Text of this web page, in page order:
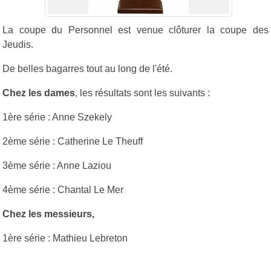
La coupe du Personnel est venue clôturer la coupe des
Jeudis.
De belles bagarres tout au long de l'été.
Chez les dames, les résultats sont les suivants :
1ère série : Anne Szekely
2ème série : Catherine Le Theuff
3ème série : Anne Laziou
4ème série : Chantal Le Mer
Chez les messieurs,
1ère série : Mathieu Lebreton